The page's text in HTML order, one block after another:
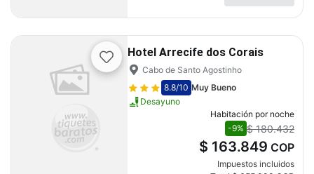
Hotel Arrecife dos Corais
Cabo de Santo Agostinho
8.8/10 Muy Bueno
Desayuno
Habitación por noche
-9% $ 180.432
$ 163.849 COP
Impuestos incluidos